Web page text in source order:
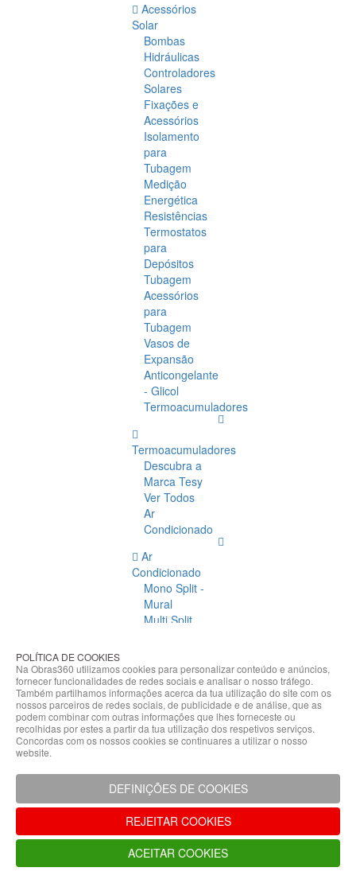
Acessórios
Solar
Bombas
Hidráulicas
Controladores
Solares
Fixações e
Acessórios
Isolamento
para
Tubagem
Medição
Energética
Resistências
Termostatos
para
Depósitos
Tubagem
Acessórios
para
Tubagem
Vasos de
Expansão
Anticongelante
- Glicol
Termoacumuladores
Termoacumuladores
Descubra a
Marca Tesy
Ver Todos
Ar
Condicionado
Ar
Condicionado
Mono Split -
Mural
Multi Split
Condicionado
Acessórios
Climatização
Acessórios
Climatização
Hidráulicas
Controladores
Fixações e
Acessórios
Isolamento
para
Tubagem
POLÍTICA DE COOKIES
Na Obras360 utilizamos cookies para personalizar conteúdo e anúncios,
fornecer funcionalidades de redes sociais e analisar o nosso tráfego.
Também partilhamos informações acerca da tua utilização do site com os
nossos parceiros de redes sociais, de publicidade e de análise, que as
podem combinar com outras informações que lhes forneceste ou
recolhidas por estes a partir da tua utilização dos respetivos serviços.
Concordas com os nossos cookies se continuares a utilizar o nosso
website.
DEFINIÇÕES DE COOKIES
REJEITAR COOKIES
ACEITAR COOKIES